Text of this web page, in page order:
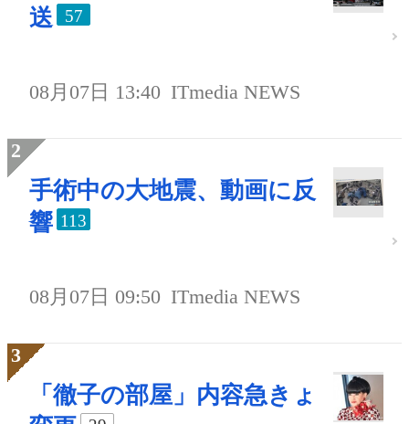
送
57
08月07日 13:40 ITmedia NEWS
手術中の大地震、動画に反
響 113
08月07日 09:50 ITmedia NEWS
「徹子の部屋」内容急きょ